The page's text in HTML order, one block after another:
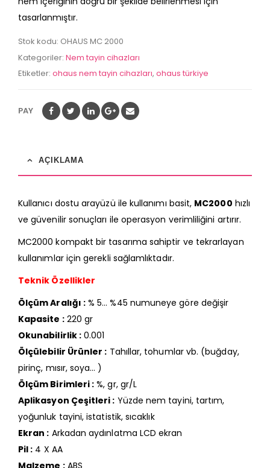
tasarlanmıştır.
Stok kodu: OHAUS MC 2000
Kategoriler: Nem tayin cihazları
Etiketler: ohaus nem tayin cihazları, ohaus türkiye
PAY
AÇIKLAMA
Kullanıcı dostu arayüzü ile kullanımı basit, MC2000 hızlı
ve güvenilir sonuçları ile operasyon verimliliğini artırır.
MC2000 kompakt bir tasarıma sahiptir ve tekrarlayan
kullanımlar için gerekli sağlamlıktadır.
Teknik Özellikler
Ölçüm Aralığı : % 5… %45 numuneye göre değişir
Kapasite :220 gr
Okunabilirlik : 0.001
Ölçülebilir Ürünler : Tahıllar, tohumlar vb. (buğday,
pirinç, mısır, soya… )
Ölçüm Birimleri : %, gr, gr/L
Aplikasyon Çeşitleri : Yüzde nem tayini, tartım,
yoğunluk tayini, istatistik, sıcaklık
Ekran : Arkadan aydınlatma LCD ekran
Pil : 4 X AA
Malzeme :ABS
5
(Analitik Terazi)
of
5
(Analitik Terazi)